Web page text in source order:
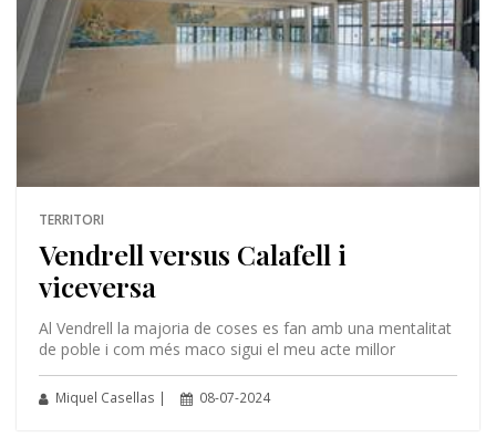
TERRITORI
Vendrell versus Calafell i
viceversa
Al Vendrell la majoria de coses es fan amb una mentalitat
de poble i com més maco sigui el meu acte millor
Miquel Casellas | 08-07-2024